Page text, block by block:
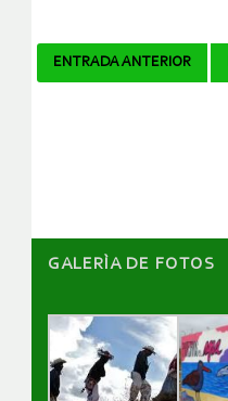
Navegador
ENTRADA ANTERIOR
GALERÌA DE FOTOS